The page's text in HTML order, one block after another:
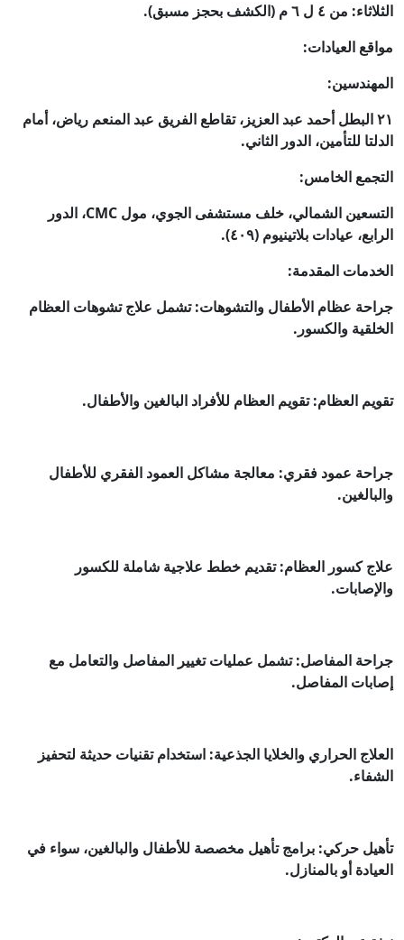
الثلاثاء: من ٤ ل ٦ م (الكشف بحجز مسبق).
مواقع العيادات:
المهندسين:
٢١ البطل أحمد عبد العزيز، تقاطع الفريق عبد المنعم رياض، أمام
الدلتا للتأمين، الدور الثاني.
التجمع الخامس:
التسعين الشمالي، خلف مستشفى الجوي، مول CMC، الدور
الرابع، عيادات بلاتينيوم (٤٠٩).
الخدمات المقدمة:
جراحة عظام الأطفال والتشوهات: تشمل علاج تشوهات العظام
الخلقية والكسور.
تقويم العظام: تقويم العظام للأفراد البالغين والأطفال.
جراحة عمود فقري: معالجة مشاكل العمود الفقري للأطفال
والبالغين.
علاج كسور العظام: تقديم خطط علاجية شاملة للكسور
والإصابات.
جراحة المفاصل: تشمل عمليات تغيير المفاصل والتعامل مع
إصابات المفاصل.
العلاج الحراري والخلايا الجذعية: استخدام تقنيات حديثة لتحفيز
الشفاء.
تأهيل حركي: برامج تأهيل مخصصة للأطفال والبالغين، سواء في
العيادة أو بالمنازل.